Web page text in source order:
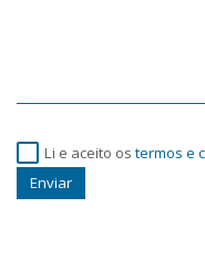
Li e aceito os termos e
Enviar